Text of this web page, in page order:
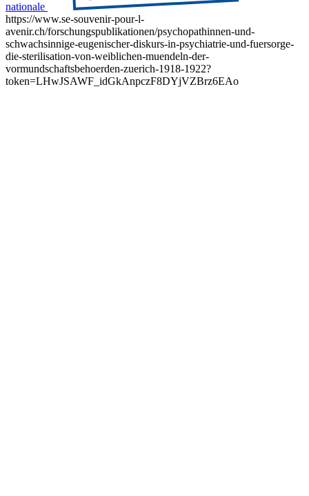
nationale
https://www.se-souvenir-pour-l-
avenir.ch/forschungspublikationen/psychopathinnen-und-
schwachsinnige-eugenischer-diskurs-in-psychiatrie-und-fuersorge-
die-sterilisation-von-weiblichen-muendeln-der-
vormundschaftsbehoerden-zuerich-1918-1922?
token=LHwJSAWF_idGkAnpczF8DYjVZBrz6EAo